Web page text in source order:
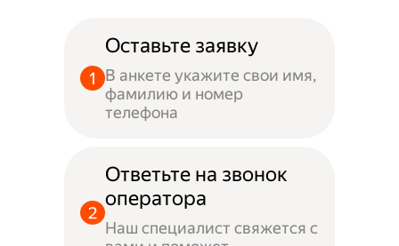
Оставьте заявку
В анкете укажите свои имя,
фамилию и номер
телефона
Ответьте на звонок
оператора
Наш специалист свяжется с